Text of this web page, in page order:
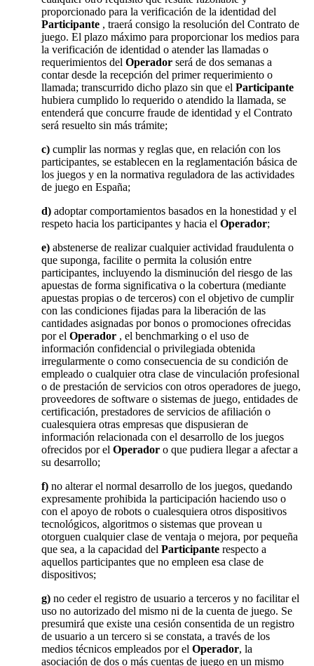
proporcionado para la verificación de la identidad del
Participante , traerá consigo la resolución del Contrato de
juego. El plazo máximo para proporcionar los medios para
la verificación de identidad o atender las llamadas o
requerimientos del Operadorserá de dos semanas a
contar desde la recepción del primer requerimiento o
llamada; transcurrido dicho plazo sin que el Participante
hubiera cumplido lo requerido o atendido la llamada, se
entenderá que concurre fraude de identidad y el Contrato
será resuelto sin más trámite;
c)cumplir las normas y reglas que, en relación con los
participantes, se establecen en la reglamentación básica de
los juegos y en la normativa reguladora de las actividades
de juego en España;
d)adoptar comportamientos basados en la honestidad y el
respeto hacia los participantes y hacia el Operador;
e)abstenerse de realizar cualquier actividad fraudulenta o
que suponga, facilite o permita la colusión entre
participantes, incluyendo la disminución del riesgo de las
apuestas de forma significativa o la cobertura (mediante
apuestas propias o de terceros) con el objetivo de cumplir
con las condiciones fijadas para la liberación de las
cantidades asignadas por bonos o promociones ofrecidas
por el Operador, el benchmarking o el uso de
información confidencial o privilegiada obtenida
irregularmente o como consecuencia de su condición de
empleado o cualquier otra clase de vinculación profesional
o de prestación de servicios con otros operadores de juego,
proveedores de software o sistemas de juego, entidades de
certificación, prestadores de servicios de afiliación o
cualesquiera otras empresas que dispusieran de
información relacionada con el desarrollo de los juegos
ofrecidos por el Operadoro que pudiera llegar a afectar a
su desarrollo;
f)no alterar el normal desarrollo de los juegos, quedando
expresamente prohibida la participación haciendo uso o
con el apoyo de robots o cualesquiera otros dispositivos
tecnológicos, algoritmos o sistemas que provean u
otorguen cualquier clase de ventaja o mejora, por pequeña
que sea, a la capacidad del Participanterespecto a
aquellos participantes que no empleen esa clase de
dispositivos;
g)no ceder el registro de usuario a terceros y no facilitar el
uso no autorizado del mismo ni de la cuenta de juego. Se
presumirá que existe una cesión consentida de un registro
de usuario a un tercero si se constata, a través de los
medios técnicos empleados por el Operador, la
asociación de dos o más cuentas de juego en un mismo